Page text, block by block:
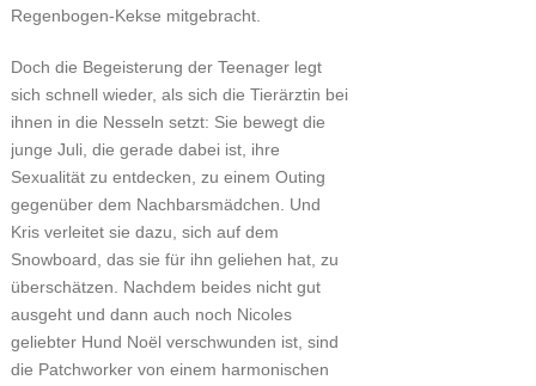
Regenbogen-Kekse mitgebracht.
Doch die Begeisterung der Teenager legt
sich schnell wieder, als sich die Tierärztin bei
ihnen in die Nesseln setzt: Sie bewegt die
junge Juli, die gerade dabei ist, ihre
Sexualität zu entdecken, zu einem Outing
gegenüber dem Nachbarsmädchen. Und
Kris verleitet sie dazu, sich auf dem
Snowboard, das sie für ihn geliehen hat, zu
überschätzen. Nachdem beides nicht gut
ausgeht und dann auch noch Nicoles
geliebter Hund Noël verschwunden ist, sind
die Patchworker von einem harmonischen